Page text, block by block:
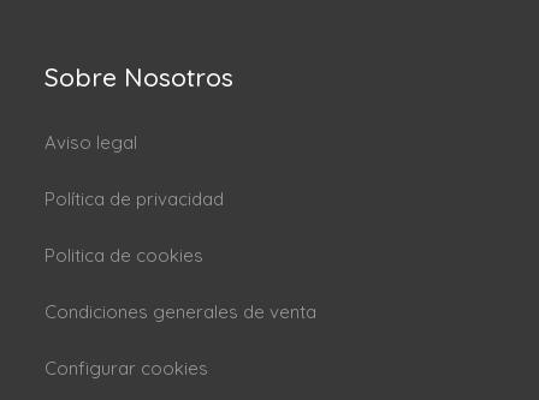
Sobre Nosotros
Aviso legal
Política de privacidad
Politica de cookies
Condiciones generales de venta
Configurar cookies